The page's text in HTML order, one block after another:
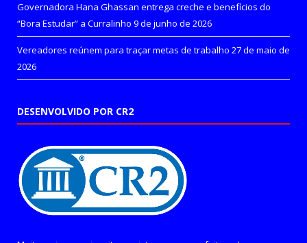
Governadora Hana Ghassan entrega creche e benefícios do
“Bora Estudar” a Curralinho 9 de junho de 2026
Vereadores reúnem para traçar metas de trabalho 27 de maio de
2026
DESENVOLVIDO POR CR2